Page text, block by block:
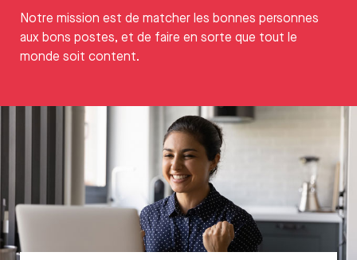
Notre mission est de matcher les bonnes personnes
aux bons postes, et de faire en sorte que tout le
monde soit content.